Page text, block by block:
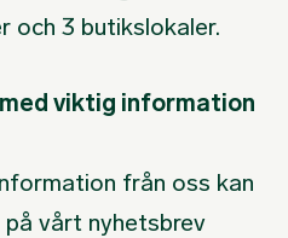
och 3 butikslokaler.
viktig information
från oss kan
på vårt nyhetsbrev